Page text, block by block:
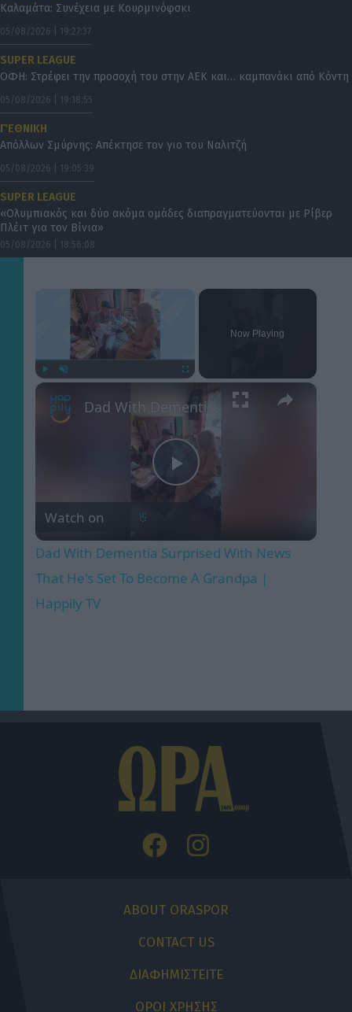
Καλαμάτα: Συνέχεια με Κουρμινόφσκι
05/08/2026 | 19:27:37
SUPER LEAGUE
ΟΦΗ: Στρέφει την προσοχή του στην ΑΕΚ και… καμπανάκι από Κόντη
05/08/2026 | 19:18:55
Γ΄ ΕΘΝΙΚΗ
Απόλλων Σμύρνης: Απέκτησε τον γιο του Ναλιτζή
05/08/2026 | 19:05:39
SUPER LEAGUE
«Ολυμπιακός και δύο ακόμα ομάδες διαπραγματεύονται με Ρίβερ
Πλέιτ για τον Βίνια»
05/08/2026 | 18:56:08
Now Playing
×
Play
Dad With Dementia Surprised With News That He's Set To Become A Grandpa | Happily TV
Watch on
Dad With Dementia Surprised With News
That He's Set To Become A Grandpa |
Happily TV
ABOUT ORASPOR
CONTACT US
ΔΙΑΦΗΜΙΣΤΕΙΤΕ
ΟΡΟΙ ΧΡΗΣΗΣ